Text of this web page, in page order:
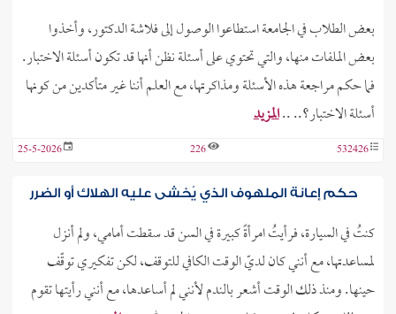
بعض الطلاب في الجامعة استطاعوا الوصول إلى فلاشة الدكتور، وأخذوا
بعض الملفات منها، والتي تحتوي على أسئلة نظن أنها قد تكون أسئلة الاختبار.
فما حكم مراجعة هذه الأسئلة ومذاكرتها، مع العلم أننا غير متأكدين من كونها
أسئلة الاختبار؟.. ..المزيد
532426
226
25-5-2026
حكم إعانة الملهوف الذي يُخشى عليه الهلاك أو الضرر
كنتُ في السيارة، فرأيتُ امرأةً كبيرة في السن قد سقطت أمامي، ولم أنزل
لمساعدتها، مع أنني كان لديّ الوقت الكافي للتوقف، لكن تفكيري توقّف
حينها. ومنذ ذلك الوقت أشعر بالندم لأنني لم أساعدها، مع أنني رأيتها تقوم